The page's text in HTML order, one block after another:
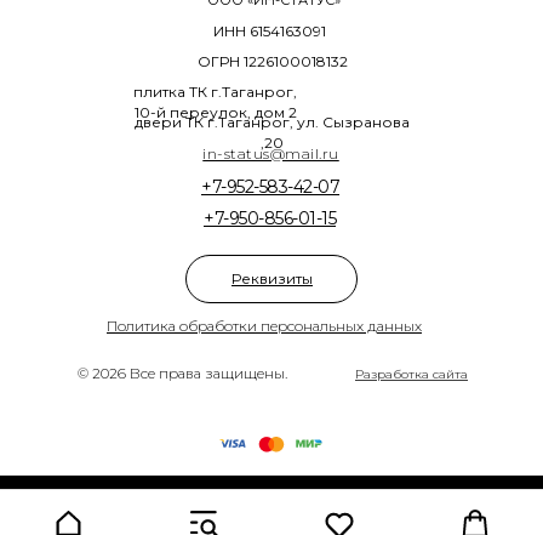
© 2026 Все права защищены.
Политика обработки персональных данных
+7-950-856-01-15
+7-952-583-42-07
плитка ТК г.Таганрог,
10-й переулок, дом 2
двери ТК г.Таганрог, ул. Сызранова
,20
ОГРН 1226100018132
ИНН 6154163091
Разработка сайта
in-status@mail.ru
Реквизиты
Made on Tilda